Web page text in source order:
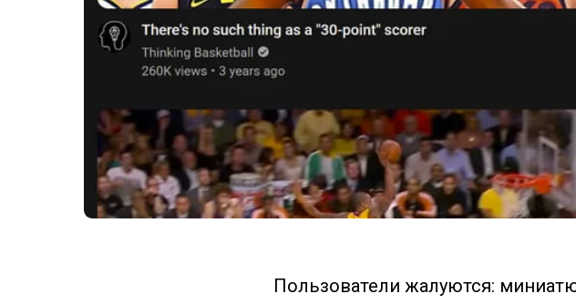
Пользователи жалуются: